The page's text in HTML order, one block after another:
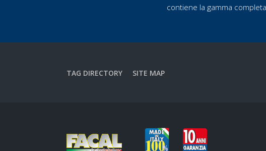
contiene la gamma
TAG DIRECTORY SITE MAP